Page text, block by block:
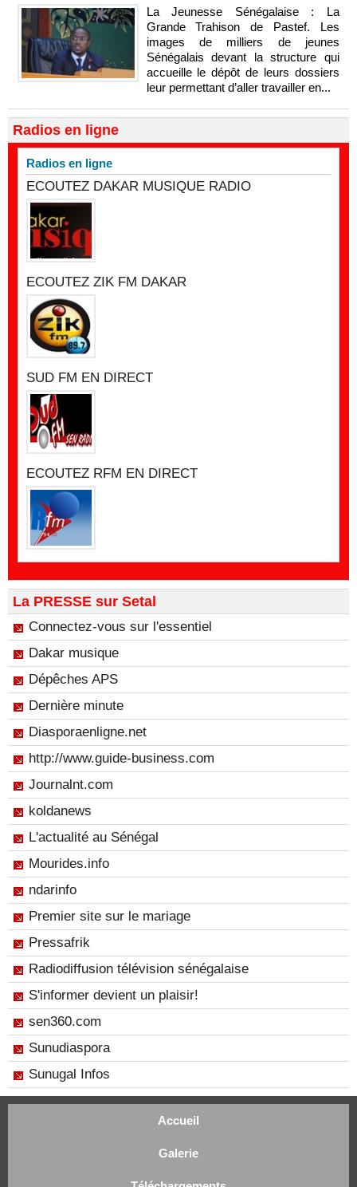
La Jeunesse Sénégalaise : La
Grande Trahison de Pastef. Les
images de milliers de jeunes
Sénégalais devant la structure qui
accueille le dépôt de leurs dossiers
leur permettant d’aller travailler en...
Radios en ligne
Radios en ligne
ECOUTEZ DAKAR MUSIQUE RADIO
ECOUTEZ ZIK FM DAKAR
SUD FM EN DIRECT
ECOUTEZ RFM EN DIRECT
La PRESSE sur Setal
Connectez-vous sur l'essentiel
Dakar musique
Dépêches APS
Dernière minute
Diasporaenligne.net
http://www.guide-business.com
Journalnt.com
koldanews
L'actualité au Sénégal
Mourides.info
ndarinfo
Premier site sur le mariage
Pressafrik
Radiodiffusion télévision sénégalaise
S'informer devient un plaisir!
sen360.com
Sunudiaspora
Sunugal Infos
Accueil
Galerie